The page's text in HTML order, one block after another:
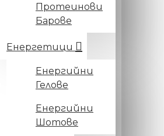
Протеинови
Барове
Енергетици
Енергийни
Гелове
Енергийни
Шотове